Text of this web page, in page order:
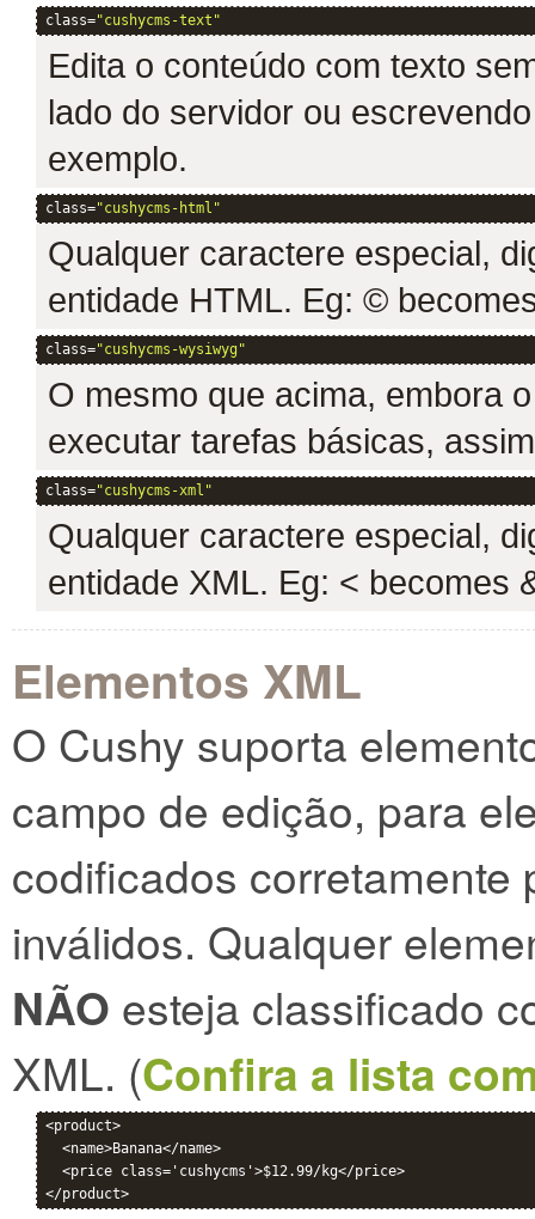
class="cushycms-text"
Edita o conteúdo com texto
lado do servidor ou
exemplo.
class="cushycms-html"
Qualquer caractere especial,
entidade HTML. Eg: ©
class="cushycms-wysiwyg"
O mesmo que acima, embora
executar tarefas básicas,
class="cushycms-xml"
Qualquer caractere especial,
entidade XML. Eg: < becomes
Elementos XML
O Cushy suporta
campo de edição, para
codificados corretamente
inválidos. Qualquer
NÃO esteja classificado
XML. (Confira a lista
<product>
  <name>Banana</name>
  <price class='cushycms'>$12.99/kg</price>